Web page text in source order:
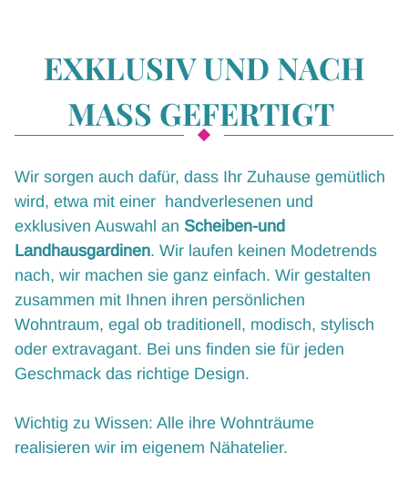
EXKLUSIV UND NACH
MASS GEFERTIGT
Wir sorgen auch dafür, dass Ihr Zuhause gemütlich
wird, etwa mit einer handverlesenen und
exklusiven Auswahl an Scheiben-und
Landhausgardinen. Wir laufen keinen Modetrends
nach, wir machen sie ganz einfach. Wir gestalten
zusammen mit Ihnen ihren persönlichen
Wohntraum, egal ob traditionell, modisch, stylisch
oder extravagant. Bei uns finden sie für jeden
Geschmack das richtige Design.
Wichtig zu Wissen: Alle ihre Wohnträume
realisieren wir im eigenem Nähatelier.